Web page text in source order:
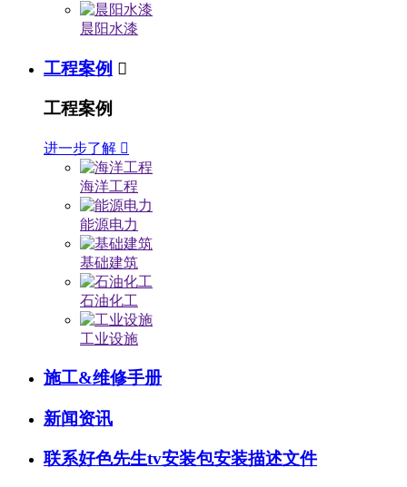
晨阳水漆
工程案例 
工程案例
进一步了解 
海洋工程
能源电力
基础建筑
石油化工
工业设施
施工&维修手册
新闻资讯
联系好色先生tv安装包安装描述文件